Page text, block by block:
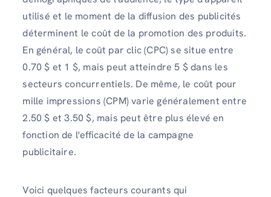
utilisé et le moment de la diffusion des publicités
déterminent le coût de la promotion des produits.
En général, le coût par clic (CPC) se situe entre
0.70 $ et 1 $, mais peut atteindre 5 $ dans les
secteurs concurrentiels. De même, le coût pour
mille impressions (CPM) varie généralement entre
2.50 $ et 3.50 $, mais peut être plus élevé en
fonction de l'efficacité de la campagne
publicitaire.
Voici quelques facteurs courants qui